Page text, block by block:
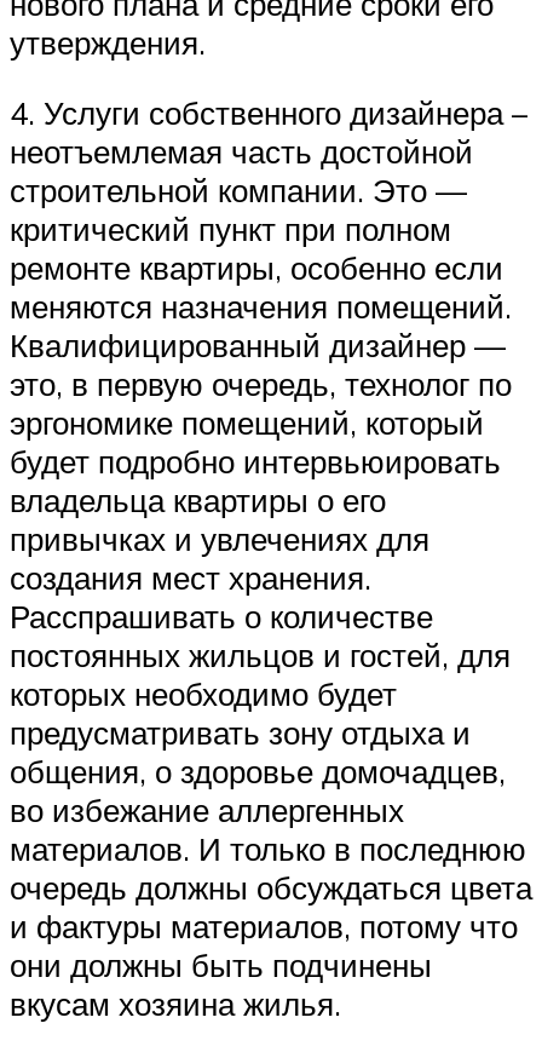
утверждения.
4. Услуги собственного дизайнера –
неотъемлемая часть достойной
строительной компании. Это —
критический пункт при полном
ремонте квартиры, особенно если
меняются назначения помещений.
Квалифицированный дизайнер —
это, в первую очередь, технолог по
эргономике помещений, который
будет подробно интервьюировать
владельца квартиры о его
привычках и увлечениях для
создания мест хранения.
Расспрашивать о количестве
постоянных жильцов и гостей, для
которых необходимо будет
предусматривать зону отдыха и
общения, о здоровье домочадцев,
во избежание аллергенных
материалов. И только в последнюю
очередь должны обсуждаться цвета
и фактуры материалов, потому что
они должны быть подчинены
вкусам хозяина жилья.